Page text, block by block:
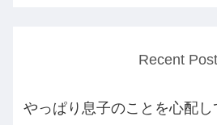
Recent
やっぱり息子のことを心配し